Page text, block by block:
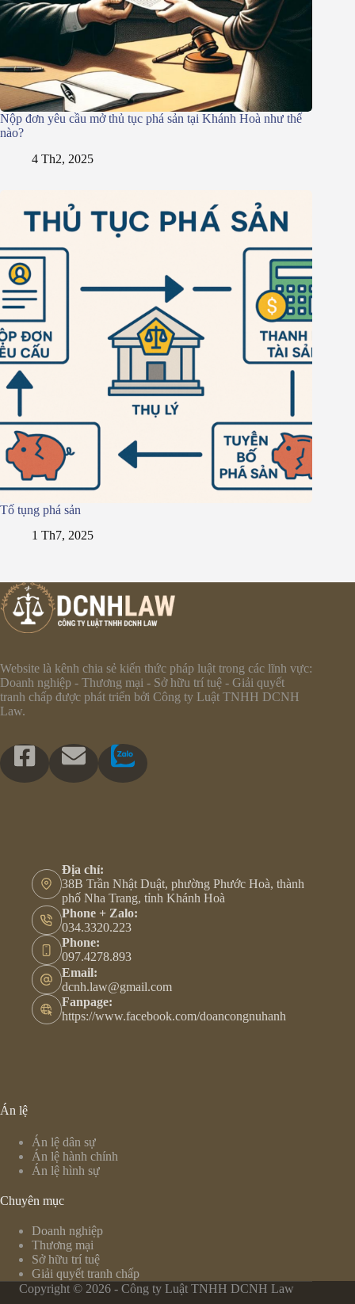
Nộp đơn yêu cầu mở thủ tục phá sản tại Khánh Hoà như thế
nào?
4 Th2, 2025
Tố tụng phá sản
1 Th7, 2025
Website là kênh chia sẻ kiến thức pháp luật trong các lĩnh vực:
Doanh nghiệp - Thương mại - Sở hữu trí tuệ - Giải quyết
tranh chấp được phát triển bởi Công ty Luật TNHH DCNH
Law.
Địa chỉ:
38B Trần Nhật Duật, phường Phước Hoà, thành
phố Nha Trang, tỉnh Khánh Hoà
Phone + Zalo:
034.3320.223
Phone:
097.4278.893
Email:
dcnh.law@gmail.com
Fanpage:
https://www.facebook.com/doancongnuhanh
Án lệ
Án lệ dân sự
Án lệ hành chính
Án lệ hình sự
Chuyên mục
Doanh nghiệp
Thương mại
Sở hữu trí tuệ
Giải quyết tranh chấp
Copyright © 2026 - Công ty Luật TNHH DCNH Law